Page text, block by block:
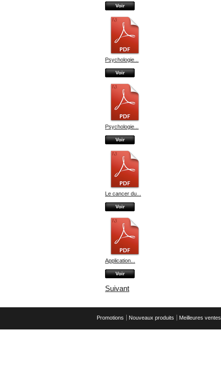
Voir
Psychologie...
Voir
Psychologie...
Voir
Le cancer du...
Voir
Application...
Voir
Suivant
Promotions Nouveaux produits Meilleures ventes